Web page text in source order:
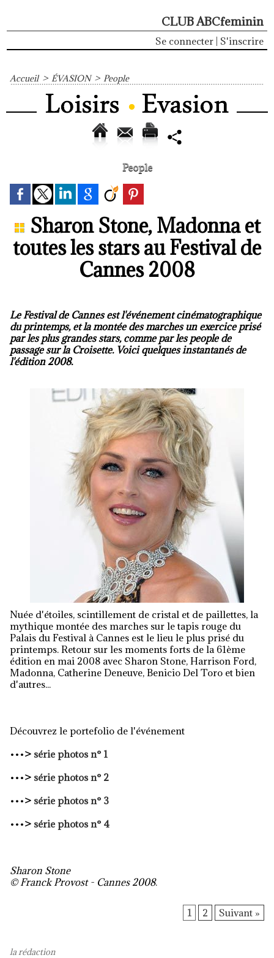
CLUB ABCfeminin
Se connecter S'inscrire
Accueil > ÉVASION > People
People
Sharon Stone, Madonna et
toutes les stars au Festival de
Cannes 2008
Le Festival de Cannes est l'événement cinématographique
du printemps, et la montée des marches un exercice prisé
par les plus grandes stars, comme par les people de
passage sur la Croisette. Voici quelques instantanés de
l'édition 2008.
Nuée d'étoiles, scintillement de cristal et de paillettes, la
mythique montée des marches sur le tapis rouge du
Palais du Festival à Cannes est le lieu le plus prisé du
printemps. Retour sur les moments forts de la 61ème
édition en mai 2008 avec Sharon Stone, Harrison Ford,
Madonna, Catherine Deneuve, Benicio Del Toro et bien
d'autres...
Découvrez le portefolio de l'événement
•••> série photos n° 1
•••> série photos n° 2
•••> série photos n° 3
•••> série photos n° 4
Sharon Stone
© Franck Provost - Cannes 2008.
1 2 Suivant »
la rédaction